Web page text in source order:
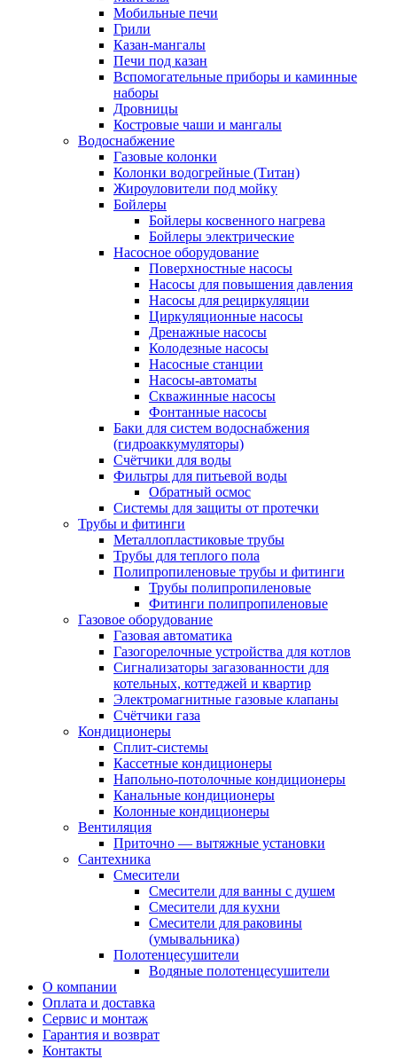
Мобильные печи
Грили
Казан-мангалы
Печи под казан
Вспомогательные приборы и каминные
наборы
Дровницы
Костровые чаши и мангалы
Водоснабжение
Газовые колонки
Колонки водогрейные (Титан)
Жироуловители под мойку
Бойлеры
Бойлеры косвенного нагрева
Бойлеры электрические
Насосное оборудование
Поверхностные насосы
Насосы для повышения давления
Насосы для рециркуляции
Циркуляционные насосы
Дренажные насосы
Колодезные насосы
Насосные станции
Насосы-автоматы
Скважинные насосы
Фонтанные насосы
Баки для систем водоснабжения
(гидроаккумуляторы)
Счётчики для воды
Фильтры для питьевой воды
Обратный осмос
Системы для защиты от протечки
Трубы и фитинги
Металлопластиковые трубы
Трубы для теплого пола
Полипропиленовые трубы и фитинги
Трубы полипропиленовые
Фитинги полипропиленовые
Газовое оборудование
Газовая автоматика
Газогорелочные устройства для котлов
Сигнализаторы загазованности для
котельных, коттеджей и квартир
Электромагнитные газовые клапаны
Счётчики газа
Кондиционеры
Сплит-системы
Кассетные кондиционеры
Напольно-потолочные кондиционеры
Канальные кондиционеры
Колонные кондиционеры
Вентиляция
Приточно — вытяжные установки
Сантехника
Смесители
Смесители для ванны с душем
Смесители для кухни
Смесители для раковины
(умывальника)
Полотенцесушители
Водяные полотенцесушители
О компании
Оплата и доставка
Сервис и монтаж
Гарантия и возврат
Контакты